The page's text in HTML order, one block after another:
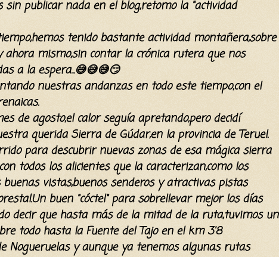
sin publicar nada en el blog,retomo la "actividad
tenido bastante actividad montañera,sobre
ahora mismo,sin contar la crónica rutera que nos
a la espera...😅😅😅😏
nuestras andanzas en todo este tiempo,con el
de agosto,el calor seguía apretando,pero decidí
querida Sierra de Gúdar,en la provincia de Teruel.
para descubrir nuevas zonas de esa mágica sierra
todos los alicientes que la caracterizan,como los
vistas,buenos senderos y atractivas pistas
buen "cóctel" para sobrellevar mejor los días
decir que hasta más de la mitad de la ruta,tuvimos un
todo hasta la Fuente del Tajo en el km 3'8
Nogueruelas y aunque ya tenemos algunas rutas